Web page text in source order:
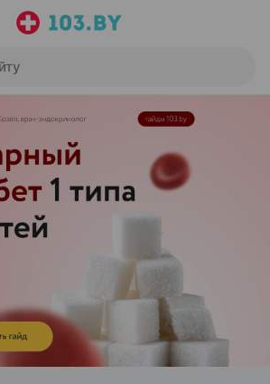
РЕКЛАМА НА САЙТЕ